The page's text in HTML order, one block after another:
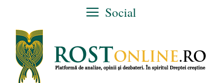
conținut
Social